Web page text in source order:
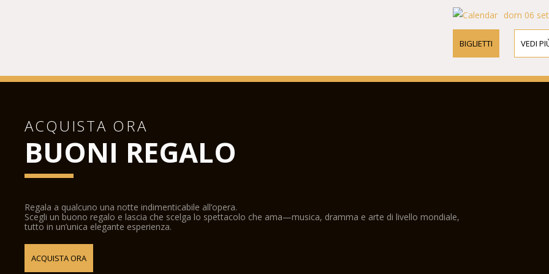
dom 06
BIGLIETTI VEDI
ACQUISTA ORA
BUONI REGALO
Regala a qualcuno una notte indimenticabile all’opera.
Scegli un buono regalo e lascia che scelga lo spettacolo che ama—musica, dramma e arte di livello mondiale,
tutto in un’unica elegante esperienza.
ACQUISTA ORA